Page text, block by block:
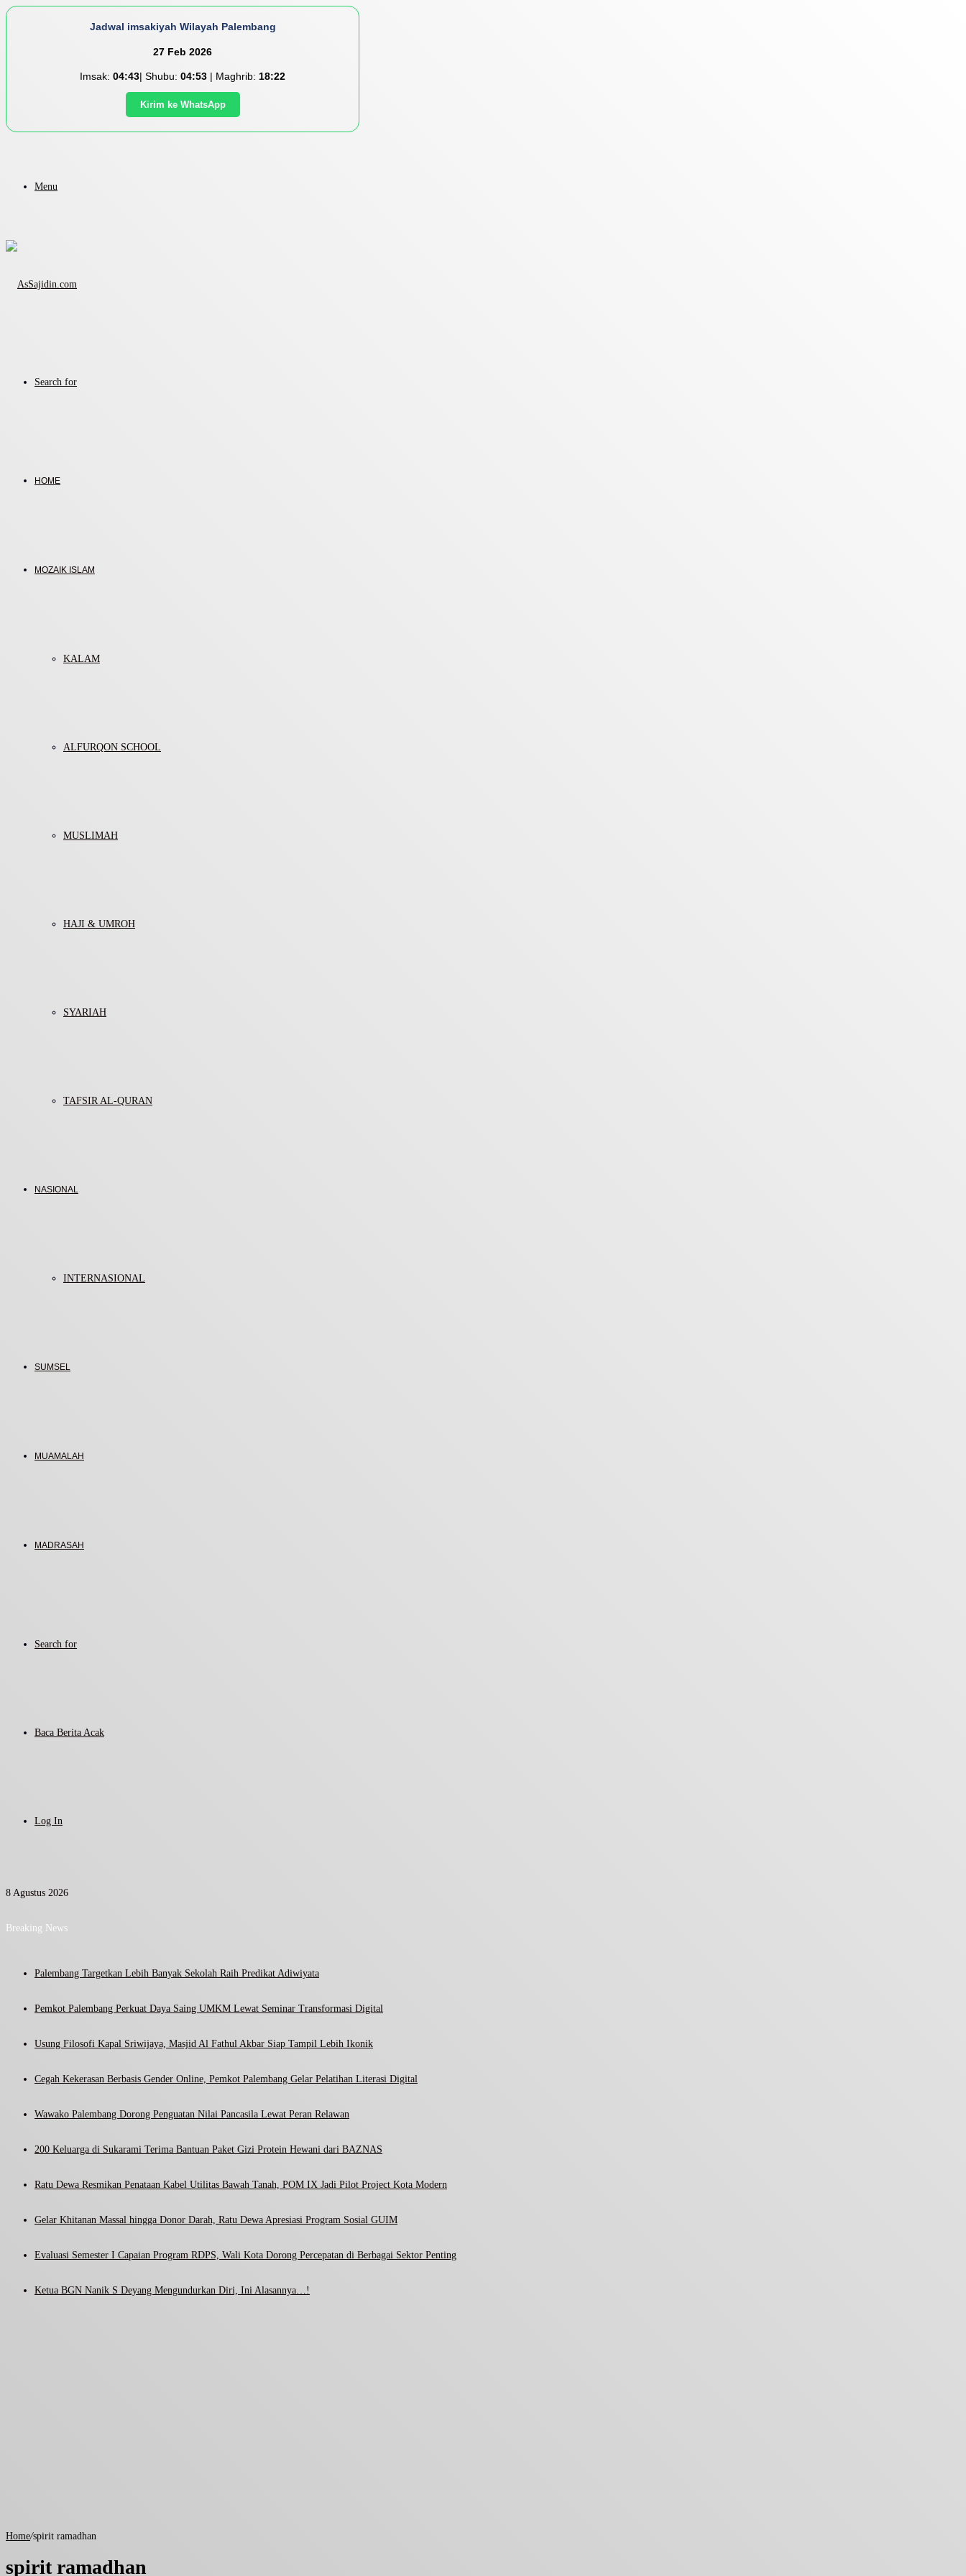
Jadwal imsakiyah Wilayah Palembang
27 Feb 2026
Imsak: 04:43| Shubu: 04:53 | Maghrib: 18:22
Kirim ke WhatsApp
Menu
Search for
HOME
MOZAIK ISLAM
KALAM
ALFURQON SCHOOL
MUSLIMAH
HAJI & UMROH
SYARIAH
TAFSIR AL-QURAN
NASIONAL
INTERNASIONAL
SUMSEL
MUAMALAH
MADRASAH
Search for
Baca Berita Acak
Log In
8 Agustus 2026
Breaking News
Palembang Targetkan Lebih Banyak Sekolah Raih Predikat Adiwiyata
Pemkot Palembang Perkuat Daya Saing UMKM Lewat Seminar Transformasi Digital
Usung Filosofi Kapal Sriwijaya, Masjid Al Fathul Akbar Siap Tampil Lebih Ikonik
Cegah Kekerasan Berbasis Gender Online, Pemkot Palembang Gelar Pelatihan Literasi Digital
Wawako Palembang Dorong Penguatan Nilai Pancasila Lewat Peran Relawan
200 Keluarga di Sukarami Terima Bantuan Paket Gizi Protein Hewani dari BAZNAS
Ratu Dewa Resmikan Penataan Kabel Utilitas Bawah Tanah, POM IX Jadi Pilot Project Kota Modern
Gelar Khitanan Massal hingga Donor Darah, Ratu Dewa Apresiasi Program Sosial GUIM
Evaluasi Semester I Capaian Program RDPS, Wali Kota Dorong Percepatan di Berbagai Sektor Penting
Ketua BGN Nanik S Deyang Mengundurkan Diri, Ini Alasannya…!
Home/spirit ramadhan
spirit ramadhan